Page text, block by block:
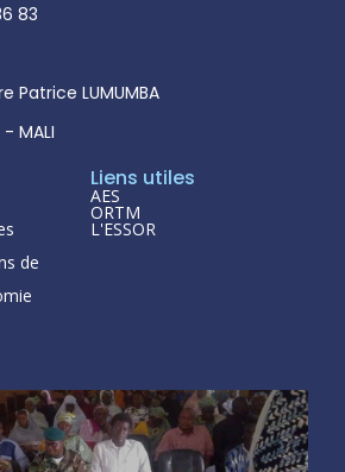
83
Patrice LUMUMBA
- MALI
de
Liens utiles
AES
ORTM
L'ESSOR